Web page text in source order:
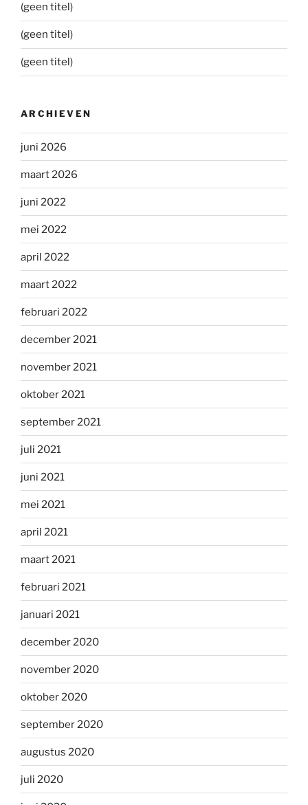
(geen titel)
(geen titel)
(geen titel)
ARCHIEVEN
juni 2026
maart 2026
juni 2022
mei 2022
april 2022
maart 2022
februari 2022
december 2021
november 2021
oktober 2021
september 2021
juli 2021
juni 2021
mei 2021
april 2021
maart 2021
februari 2021
januari 2021
december 2020
november 2020
oktober 2020
september 2020
augustus 2020
juli 2020